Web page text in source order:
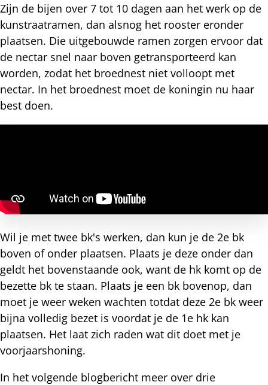
Zijn de bijen over 7 tot 10 dagen aan het werk op de
kunstraatramen, dan alsnog het rooster eronder
plaatsen. Die uitgebouwde ramen zorgen ervoor dat
de nectar snel naar boven getransporteerd kan
worden, zodat het broednest niet volloopt met
nectar. In het broednest moet de koningin nu haar
best doen.
Wil je met twee bk's werken, dan kun je de 2e bk
boven of onder plaatsen. Plaats je deze onder dan
geldt het bovenstaande ook, want de hk komt op de
bezette bk te staan. Plaats je een bk bovenop, dan
moet je weer weken wachten totdat deze 2e bk weer
bijna volledig bezet is voordat je de 1e hk kan
plaatsen. Het laat zich raden wat dit doet met je
voorjaarshoning.
In het volgende blogbericht meer over drie